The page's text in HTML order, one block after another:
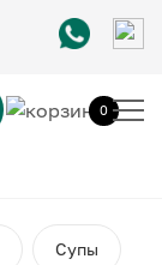
0
Супы